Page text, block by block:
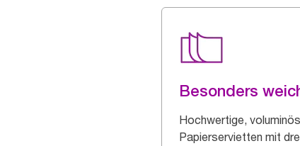
Besonders
Hochwertige,
Papierservietten mit